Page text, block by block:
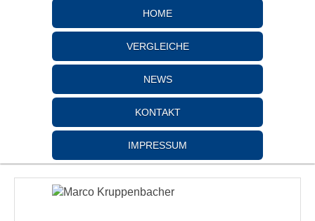
HOME
VERGLEICHE
NEWS
KONTAKT
IMPRESSUM